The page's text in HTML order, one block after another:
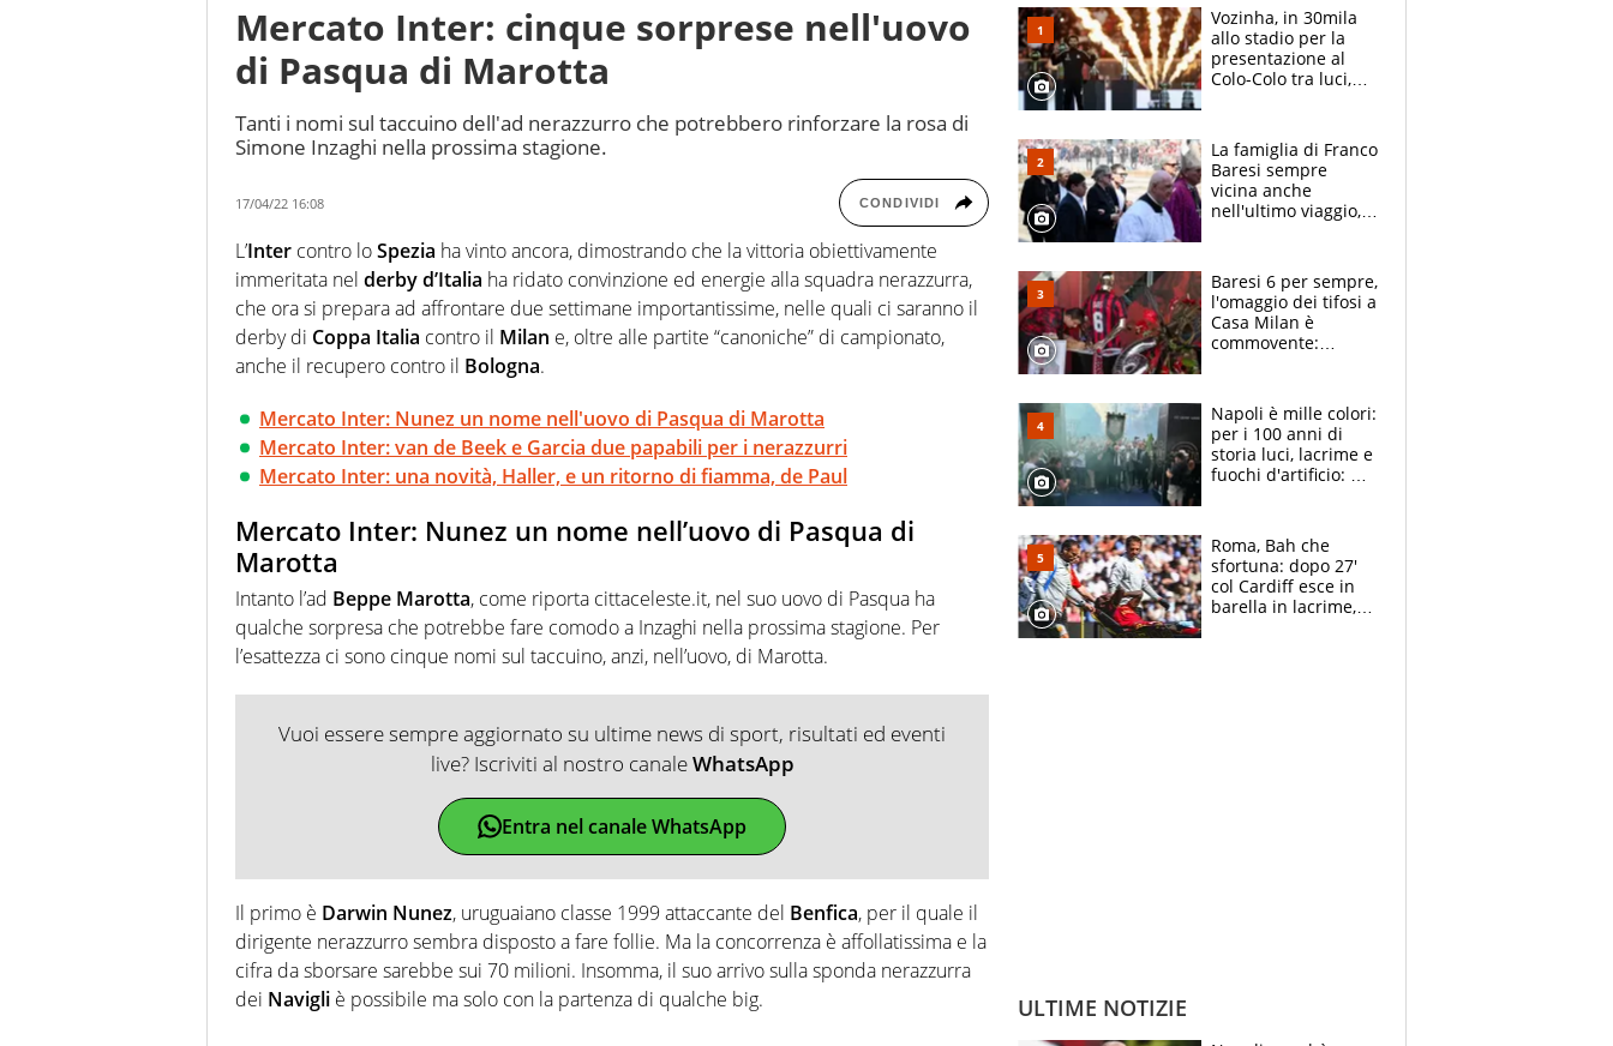
Mercato Inter: cinque sorprese nell'uovo
di Pasqua di Marotta
Tanti i nomi sul taccuino dell'ad nerazzurro che potrebbero rinforzare la rosa di
Simone Inzaghi nella prossima stagione.
17/04/22 16:08 CONDIVIDI
L’Inter contro loSpezia ha vinto ancora, dimostrando che la vittoria obiettivamente
immeritata nel derby d’Italia ha ridato convinzione ed energie alla squadra nerazzurra,
che ora si prepara ad affrontare due settimane importantissime, nelle quali ci saranno il
derby di Coppa Italia contro il Milan e, oltre alle partite “canoniche” di campionato,
anche il recupero contro il Bologna.
Mercato Inter: Nunez un nome nell'uovo di Pasqua di Marotta
Mercato Inter: van de Beek e Garcia due papabili per i nerazzurri
Mercato Inter: una novità, Haller, e un ritorno di fiamma, de Paul
Mercato Inter: Nunez un nome nell’uovo di Pasqua di
Marotta
Intanto l’ad Beppe Marotta, come riporta cittaceleste.it, nel suo uovo di Pasqua ha
qualche sorpresa che potrebbe fare comodo a Inzaghi nella prossima stagione. Per
l’esattezza ci sono cinque nomi sul taccuino, anzi, nell’uovo, di Marotta.
Vuoi essere sempre aggiornato su ultime news di sport, risultati ed eventi
live? Iscriviti al nostro canaleWhatsApp
Entra nel canale WhatsApp
Il primo è Darwin Nunez, uruguaiano classe 1999 attaccante del Benfica, per il quale il
dirigente nerazzurro sembra disposto a fare follie. Ma la concorrenza è affollatissima e la
cifra da sborsare sarebbe sui 70 milioni. Insomma, il suo arrivo sulla sponda nerazzurra
dei Navigli è possibile ma solo con la partenza di qualche big.
Vozinha, in 30mila
allo stadio per la
presentazione al
Colo-Colo tra luci,
La famiglia di Franco
Baresi sempre
vicina anche
nell'ultimo viaggio,
circondati
dall'affetto dei tifosi
Baresi 6 per sempre,
l'omaggio dei tifosi a
Casa Milan è
commovente:
bigliettini
Napoli è mille colori:
per i 100 anni di
storia luci, lacrime e
fuochi d'artificio: De
Roma, Bah che
sfortuna: dopo 27'
col Cardiff esce in
barella in lacrime,
ULTIME NOTIZIE